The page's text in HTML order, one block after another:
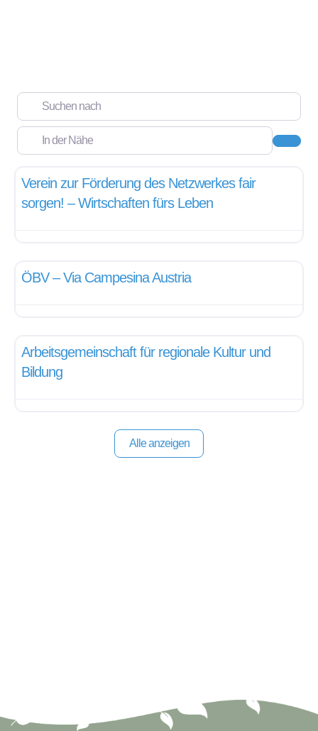
Suchen nach
In der Nähe
Interessensvertretung
Verein zur Förderung des Netzwerkes fair
sorgen! – Wirtschaften fürs Leben
ÖBV – Via Campesina Austria
Arbeitsgemeinschaft für regionale Kultur und
Bildung
Alle anzeigen